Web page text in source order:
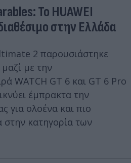
Το HUAWEI
στην Ελλάδα
2 παρουσιάστηκε
με την
WATCH GT 6 και GT 6 Pro
έμπρακτα την
για ολοένα και πιο
στην κατηγορία των